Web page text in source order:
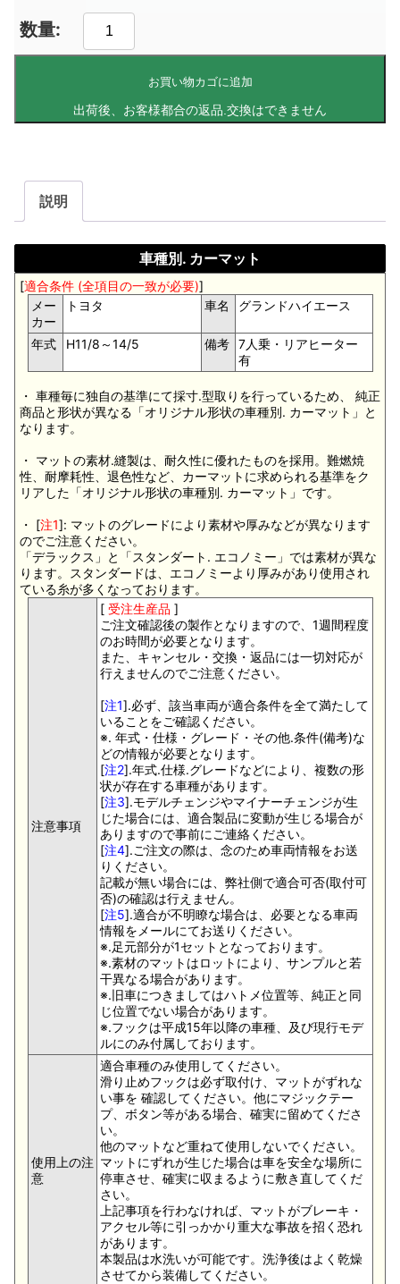
お買い物カゴに追加
説明
車種別. カーマット
[適合条件 (全項目の一致が必要)]
メー
カー
トヨタ 車名 グランドハイエース
年式 H11/8～14/5 備考
7人乗・リアヒーター
有
・ 車種毎に独自の基準にて採寸.型取りを行っているため、 純正
商品と形状が異なる「オリジナル形状の車種別. カーマット」と
なります。
・ マットの素材.縫製は、耐久性に優れたものを採用。難燃焼
性、耐摩耗性、退色性など、カーマットに求められる基準をク
リアした「オリジナル形状の車種別. カーマット」です。
・ [注1]: マットのグレードにより素材や厚みなどが異なります
のでご注意ください。
「デラックス」と「スタンダート. エコノミー」では素材が異な
ります。スタンダードは、エコノミーより厚みがあり使用され
ている糸が多くなっております。
注意事項
[ 受注生産品 ]
ご注文確認後の製作となりますので、1週間程度
のお時間が必要となります。
また、キャンセル・交換・返品には一切対応が
行えませんのでご注意ください。
[注1].必ず、該当車両が適合条件を全て満たして
いることをご確認ください。
※. 年式・仕様・グレード・その他.条件(備考)な
どの情報が必要となります。
[注2].年式.仕様.グレードなどにより、複数の形
状が存在する車種があります。
[注3].モデルチェンジやマイナーチェンジが生
じた場合には、適合製品に変動が生じる場合が
ありますので事前にご連絡ください。
[注4].ご注文の際は、念のため車両情報をお送
りください。
記載が無い場合には、弊社側で適合可否(取付可
否)の確認は行えません。
[注5].適合が不明瞭な場合は、必要となる車両
情報をメールにてお送りください。
※.足元部分が1セットとなっております。
※.素材のマットはロットにより、サンプルと若
干異なる場合があります。
※.旧車につきましてはハトメ位置等、純正と同
じ位置でない場合があります。
※.フックは平成15年以降の車種、及び現行モデ
ルにのみ付属しております。
使用上の注
意
適合車種のみ使用してください。
滑り止めフックは必ず取付け、マットがずれな
い事を 確認してください。他にマジックテー
プ、ボタン等がある場合、確実に留めてくださ
い。
他のマットなど重ねて使用しないでください。
マットにずれが生じた場合は車を安全な場所に
停車させ、確実に収まるように敷き直してくだ
さい。
上記事項を行わなければ、マットがブレーキ・
アクセル等に引っかかり重大な事故を招く恐れ
があります。
本製品は水洗いが可能です。洗浄後はよく乾燥
させてから装備してください。